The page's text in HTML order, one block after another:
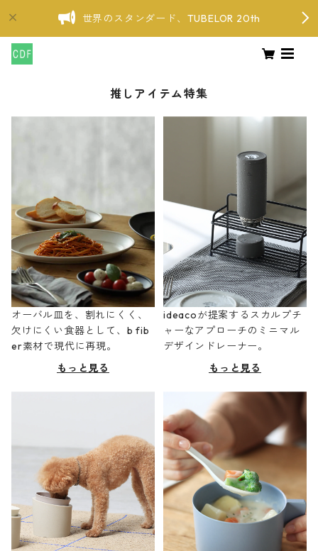
世界のスタンダード、TUBELOR 20th
推しアイテム特集
オーバル皿を、割れにくく、
欠けにくい食器として、b fib
er素材で現代に再現。
もっと見る
ideacoが提案するスカルプチ
ャーなアプローチのミニマル
デザインドレーナー。
もっと見る